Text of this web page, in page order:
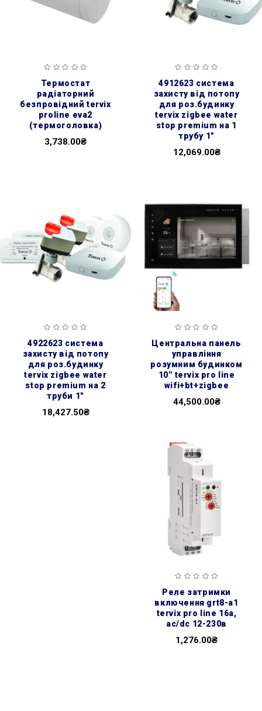
термостат
радіаторний
безпровідний tervix
proline eva2
(термоголовка)
3,738.00₴
4912623 система
захисту від потопу
для роз.будинку
tervix zigbee water
stop premium на 1
трубу 1"
12,069.00₴
4922623 система
захисту від потопу
для роз.будинку
tervix zigbee water
stop premium на 2
труби 1"
18,427.50₴
центральна панель
управління
розумним будинком
10'' tervix pro line
wifi+bt+zigbee
44,500.00₴
реле затримки
включення grt8-a1
tervix pro line 16а,
ac/dc 12-230в
1,276.00₴